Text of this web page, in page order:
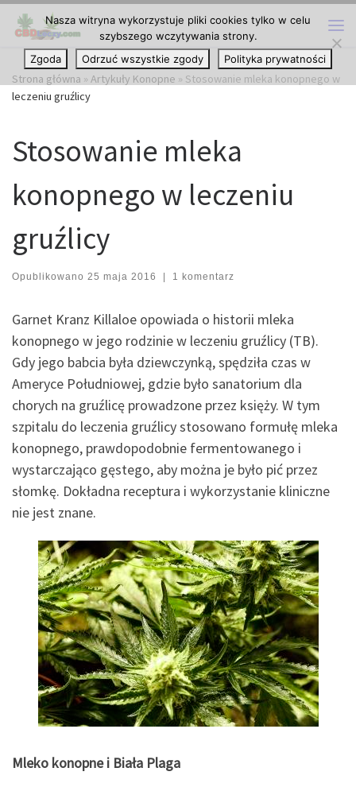
Przejdź do treści
Strona główna » Artykuły Konopne » Stosowanie mleka konopnego w
leczeniu gruźlicy
Stosowanie mleka
konopnego w leczeniu
gruźlicy
Opublikowano 25 maja 2016 | 1 komentarz
Garnet Kranz Killaloe opowiada o historii mleka
konopnego w jego rodzinie w leczeniu gruźlicy (TB).
Gdy jego babcia była dziewczynką, spędziła czas w
Ameryce Południowej, gdzie było sanatorium dla
chorych na gruźlicę prowadzone przez księży. W tym
szpitalu do leczenia gruźlicy stosowano formułę mleka
konopnego, prawdopodobnie fermentowanego i
wystarczająco gęstego, aby można je było pić przez
słomkę. Dokładna receptura i wykorzystanie kliniczne
nie jest znane.
Mleko konopne i Biała Plaga
Nasza witryna wykorzystuje pliki cookies tylko w celu
szybszego wczytywania strony.
Zgoda
Odrzuć wszystkie zgody Polityka prywatności